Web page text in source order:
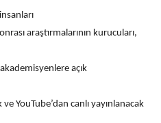
araştırmalarının kurucuları,
açık
YouTube’dan canlı yayınlanacak